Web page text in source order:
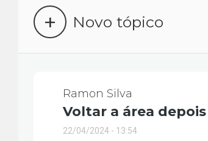
+ Novo tópico
Ramon Silva
Voltar a área
22/04/2024 - 13:54